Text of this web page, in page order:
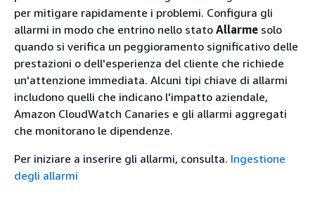
per mitigare rapidamente i problemi. Configura gli
allarmi in modo che entrino nello stato Allarme solo
quando si verifica un peggioramento significativo delle
prestazioni o dell'esperienza del cliente che richiede
un'attenzione immediata. Alcuni tipi chiave di allarmi
includono quelli che indicano l'impatto aziendale,
Amazon CloudWatch Canaries e gli allarmi aggregati
che monitorano le dipendenze.
Per iniziare a inserire gli allarmi, consulta. Ingestione
degli allarmi